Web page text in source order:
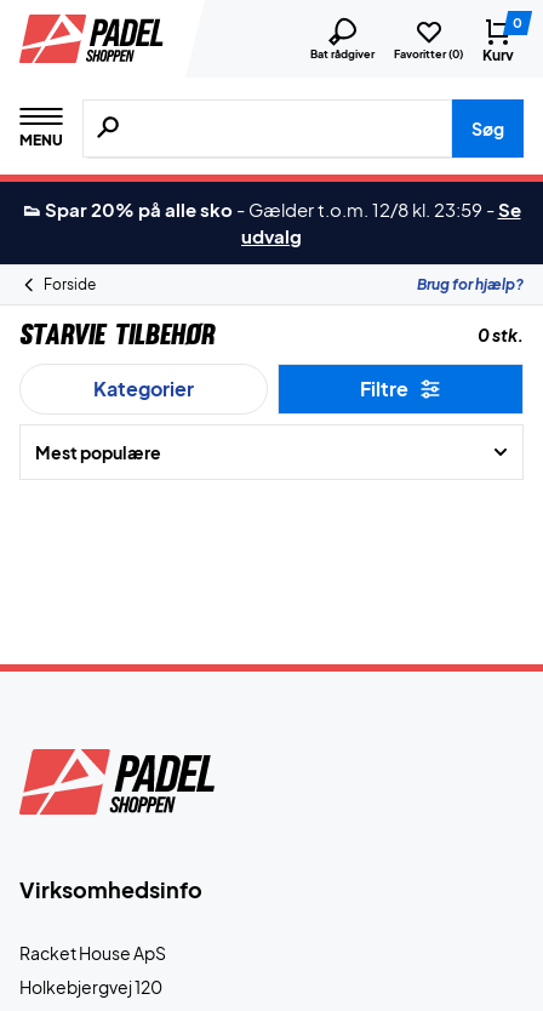
Bat rådgiver Favoritter (0)
0
Kurv
MENU
Søg efter produkter, mærker etc.
Søg
👟 Spar 20% på alle sko - Gælder t.o.m. 12/8 kl. 23:59 -Se
udvalg
Forside Brug for hjælp?
Starvie Tilbehør 0 stk.
Kategorier Filtre
Mest populære
Virksomhedsinfo
Racket House ApS
Holkebjergvej 120